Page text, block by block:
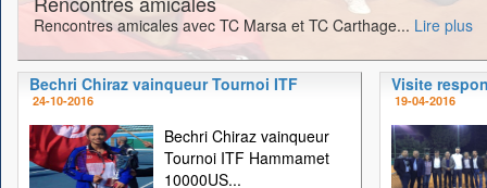
Rencontres amicales avec TC Marsa et TC Carthage... Lire plus
Bechri Chiraz vainqueur Tournoi ITF
24-10-2016
Bechri Chiraz vainqueur
Tournoi ITF Hammamet
10000US...
Visite
19-04-2016